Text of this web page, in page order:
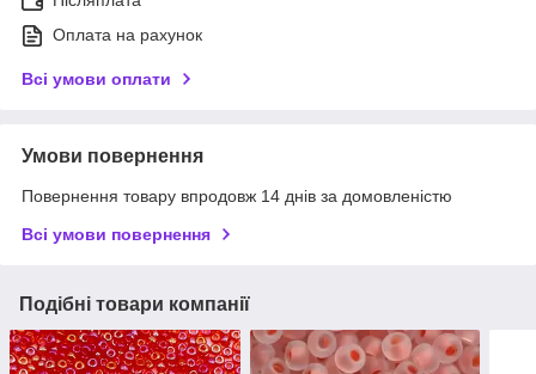
Оплата на рахунок
Всі умови оплати
Умови повернення
Повернення товару впродовж 14 днів за домовленістю
Всі умови повернення
Подібні товари компанії